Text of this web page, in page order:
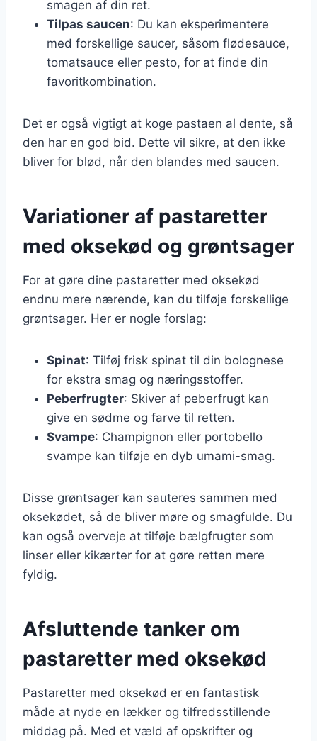
smagen af din ret.
Tilpas saucen: Du kan eksperimentere
med forskellige saucer, såsom flødesauce,
tomatsauce eller pesto, for at finde din
favoritkombination.
Det er også vigtigt at koge pastaen al dente, så
den har en god bid. Dette vil sikre, at den ikke
bliver for blød, når den blandes med saucen.
Variationer af pastaretter
med oksekød og grøntsager
For at gøre dine pastaretter med oksekød
endnu mere nærende, kan du tilføje forskellige
grøntsager. Her er nogle forslag:
Spinat: Tilføj frisk spinat til din bolognese
for ekstra smag og næringsstoffer.
Peberfrugter: Skiver af peberfrugt kan
give en sødme og farve til retten.
Svampe: Champignon eller portobello
svampe kan tilføje en dyb umami-smag.
Disse grøntsager kan sauteres sammen med
oksekødet, så de bliver møre og smagfulde. Du
kan også overveje at tilføje bælgfrugter som
linser eller kikærter for at gøre retten mere
fyldig.
Afsluttende tanker om
pastaretter med oksekød
Pastaretter med oksekød er en fantastisk
måde at nyde en lækker og tilfredsstillende
middag på. Med et væld af opskrifter og